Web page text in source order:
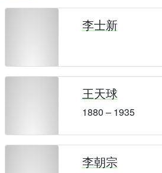
李士新
王天球
1880 – 1935
李朝宗